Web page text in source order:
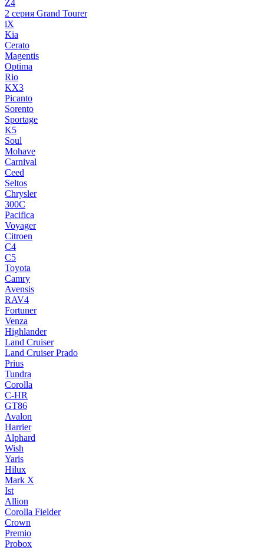
Z4
2 серия Grand Tourer
iX
Kia
Cerato
Magentis
Optima
Rio
KX3
Picanto
Sorento
Sportage
K5
Soul
Mohave
Carnival
Ceed
Seltos
Chrysler
300C
Pacifica
Voyager
Citroen
C4
C5
Toyota
Camry
Avensis
RAV4
Fortuner
Venza
Highlander
Land Cruiser
Land Cruiser Prado
Prius
Tundra
Corolla
C-HR
GT86
Avalon
Harrier
Alphard
Wish
Yaris
Hilux
Mark X
Ist
Allion
Corolla Fielder
Crown
Premio
Probox